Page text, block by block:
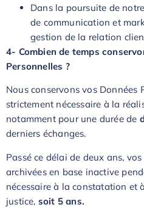
Dans la poursuite de
de communication et
gestion de la relation
4- Combien de temps
Personnelles ?
Nous conservons vos Données
strictement nécessaire à la
notamment pour une durée de
derniers échanges.
Passé ce délai de deux ans,
archivées en base inactive
nécessaire à la constatation et
justice, soit 5 ans.